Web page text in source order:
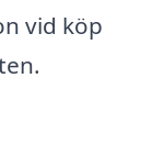
vid köp